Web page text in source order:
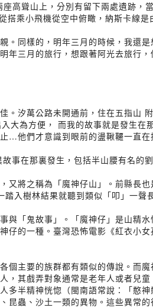
高聳山上，分別有留下兩處遺跡，
乘小飛機從空中俯瞰，納斯卡線是
同樣的，明年三月的時候，我還
三月的旅行，想跟著阿光去旅行
汐萬公路未開通前，住在五指山
為方便， 而我的故事就是發生在
…他們才意識到眼前的盪鞦韆一直在
事在那裏發生，包括半山腰有名的
將之稱為「魔神仔山」。前縣長
入樹林結果就聽到類似「叩」一聲
「鬼故事」。「魔神仔」是山精
的一種。臺灣恐怖電影《紅衣小
主要的族群都有類似的傳說。而
其戲弄對象通常是老年人或者兒
半精神恍惚（閩南語常說：「憨
蟲、沙土一類的異物。這些異常